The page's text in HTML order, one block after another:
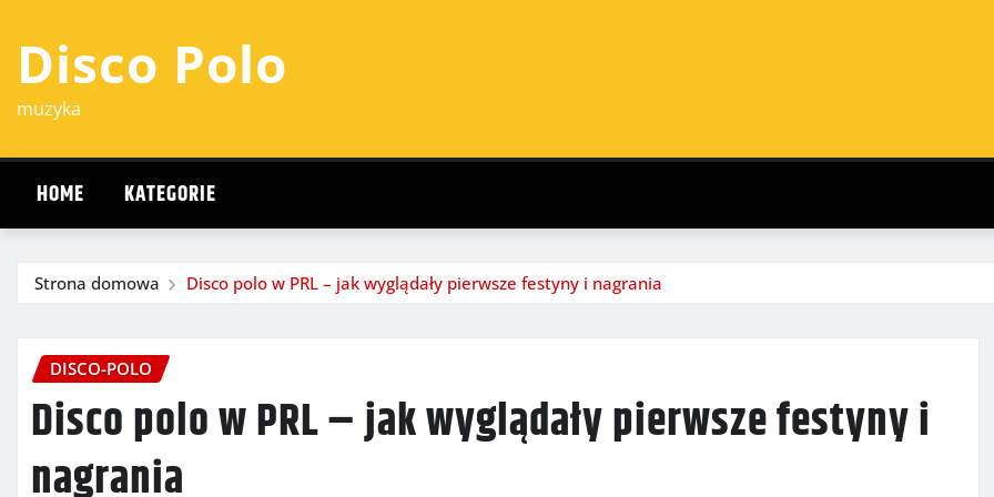
treściDisco Polo
muzyka
HOME KATEGORIE
Strona domowa Disco polo w PRL – jak wyglądały pierwsze festyny i nagrania
DISCO-POLO
Disco polo w PRL – jak wyglądały pierwsze festyny i
nagrania